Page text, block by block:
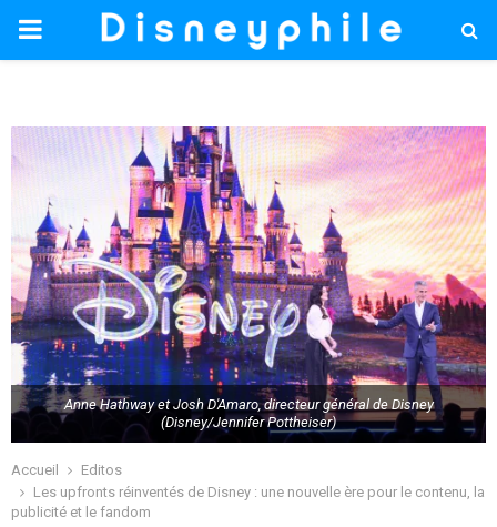
PRIMARY
Anne Hathway et Josh D'Amaro, directeur général de Disney
(Disney/Jennifer Pottheiser)
Accueil
Editos
Les upfronts réinventés de Disney : une nouvelle ère pour le contenu, la
publicité et le fandom